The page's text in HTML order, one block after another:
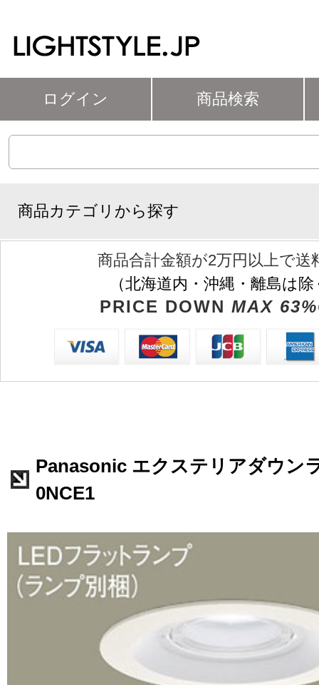
ログイン 商品検索
商品カテゴリから探す
商品合計金額が2万円以上で送
（北海道内・沖縄・離島は
PRICE DOWN MAX
Panasonic エクステリアダウン
0NCE1